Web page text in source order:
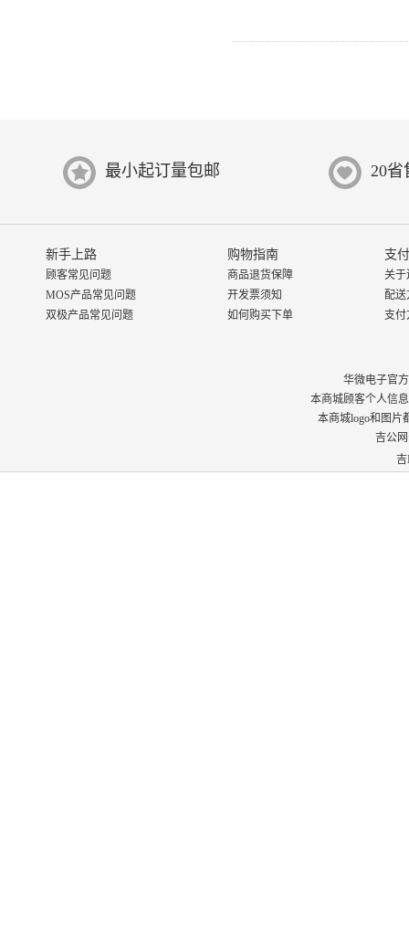
最小起订量包邮 20
新手上路
顾客常见问题
MOS产品常见问题
双极产品常见问题
购物指南
商品退货保障
开发票须知
如何购买下单
支
关于
配送
支付
华微电子官
本商城顾客个人信
本商城logo和图片
吉公网
吉